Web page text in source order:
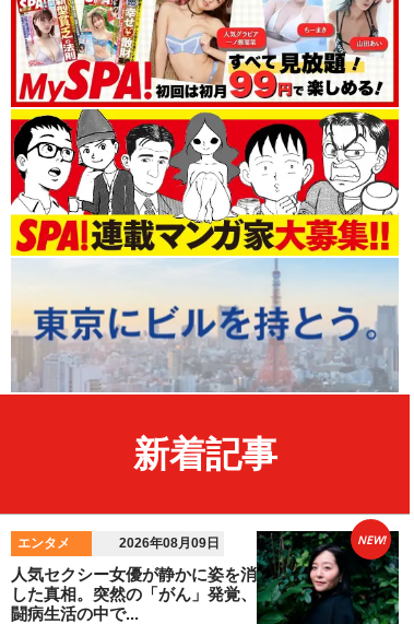
新着記事
エンタメ 2026年08月09日
人気セクシー女優が静かに姿を消
した真相。突然の「がん」発覚、
闘病生活の中で...
NEW!